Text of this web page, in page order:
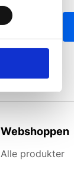
Webshoppen
Alle produkter